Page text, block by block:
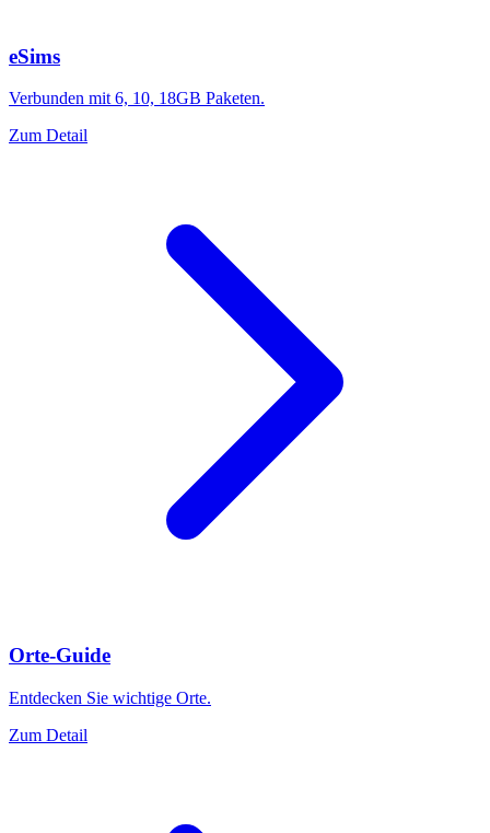
eSims
Verbunden mit 6, 10, 18GB Paketen.
Zum Detail
Orte-Guide
Entdecken Sie wichtige Orte.
Zum Detail